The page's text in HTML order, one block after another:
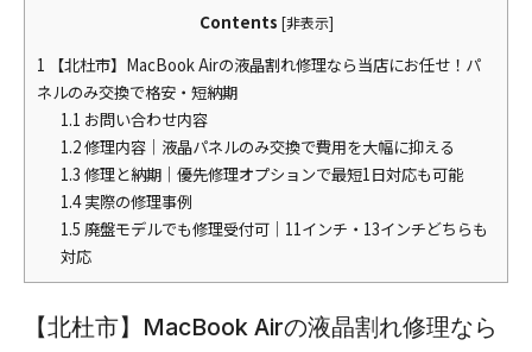
Contents [非表示]
1 【北杜市】MacBook Airの液晶割れ修理なら当店にお任せ！パ
ネルのみ交換で格安・短納期
1.1 お問い合わせ内容
1.2修理内容｜液晶パネルのみ交換で費用を大幅に抑える
1.3 修理と納期｜優先修理オプションで最短1日対応も可能
1.4実際の修理事例
1.5 廃盤モデルでも修理受付可｜11インチ・13インチどちらも
対応
【北杜市】MacBook Airの液晶割れ修理なら